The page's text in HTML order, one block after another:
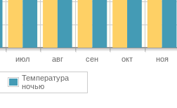
июл авг сен окт ноя
Температура
ночью